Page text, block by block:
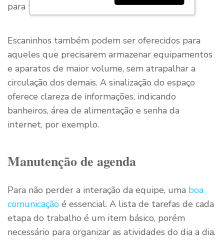
para todos.
Escaninhos também podem ser oferecidos para
aqueles que precisarem armazenar equipamentos
e aparatos de maior volume, sem atrapalhar a
circulação dos demais. A sinalização do espaço
oferece clareza de informações, indicando
banheiros, área de alimentação e senha da
internet, por exemplo.
Manutenção de agenda
Para não perder a interação da equipe, uma boa
comunicação é essencial. A lista de tarefas de cada
etapa do trabalho é um item básico, porém
necessário para organizar as atividades do dia a dia.